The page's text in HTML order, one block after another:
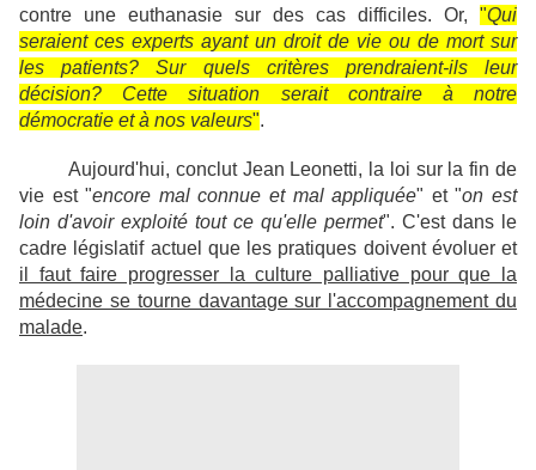
contre une euthanasie sur des cas difficiles. Or, "Qui
seraient ces experts ayant un droit de vie ou de mort sur
les patients? Sur quels critères prendraient-ils leur
décision? Cette situation serait contraire à notre
démocratie et à nos valeurs".
Aujourd'hui, conclut Jean Leonetti, la loi sur la fin de
vie est "encore mal connue et mal appliquée" et "on est
loin d'avoir exploité tout ce qu'elle permet". C'est dans le
cadre législatif actuel que les pratiques doivent évoluer et
il faut faire progresser la culture palliative pour que la
médecine se tourne davantage sur l'accompagnement du
malade.